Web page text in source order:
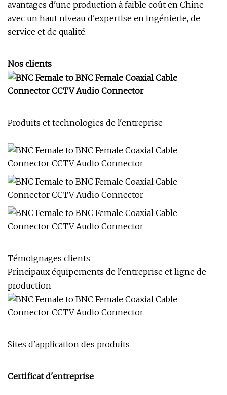
avantages d'une production à faible coût en Chine
avec un haut niveau d'expertise en ingénierie, de
service et de qualité.
Nos clients
Produits et technologies de l'entreprise
Témoignages clients
Principaux équipements de l'entreprise et ligne de
production
Sites d'application des produits
Certificat d'entreprise